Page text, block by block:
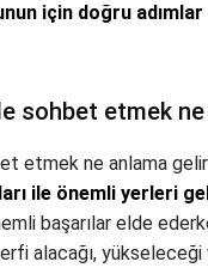
için doğru
sohbet etmek
etmek ne anlama
ile önemli yerleri
başarılar elde
alacağı,